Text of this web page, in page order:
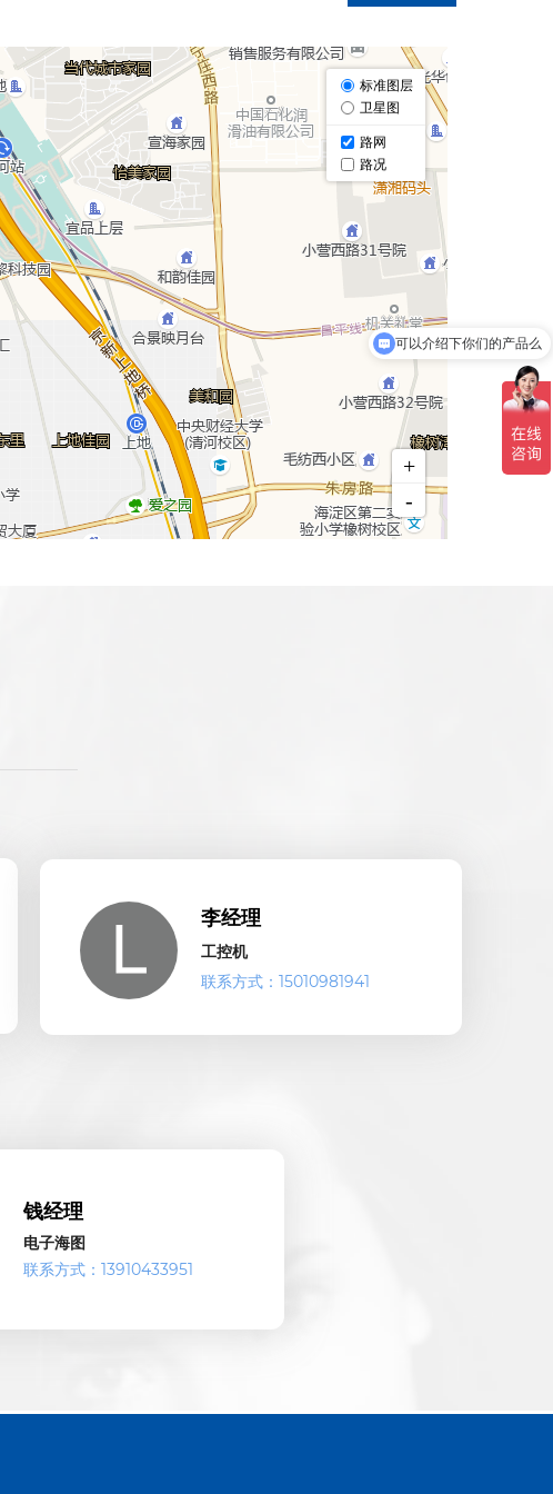
李经理
工控机
联系方式：15010981941
钱经理
电子海图
联系方式：13910433951
可以介绍下你们的产品么
你们是怎么收费的呢